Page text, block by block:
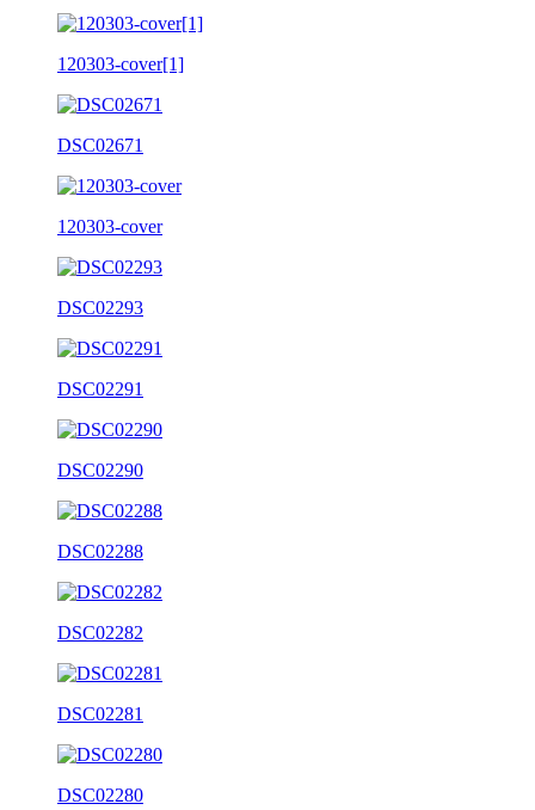
120303-cover[1]
DSC02671
120303-cover
DSC02293
DSC02291
DSC02290
DSC02288
DSC02282
DSC02281
DSC02280